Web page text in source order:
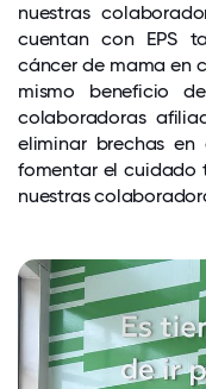
nuestras
cuentan con EPS
cáncer de mama en
mismo beneficio
colaboradoras
eliminar brechas
fomentar el cuidado
nuestras